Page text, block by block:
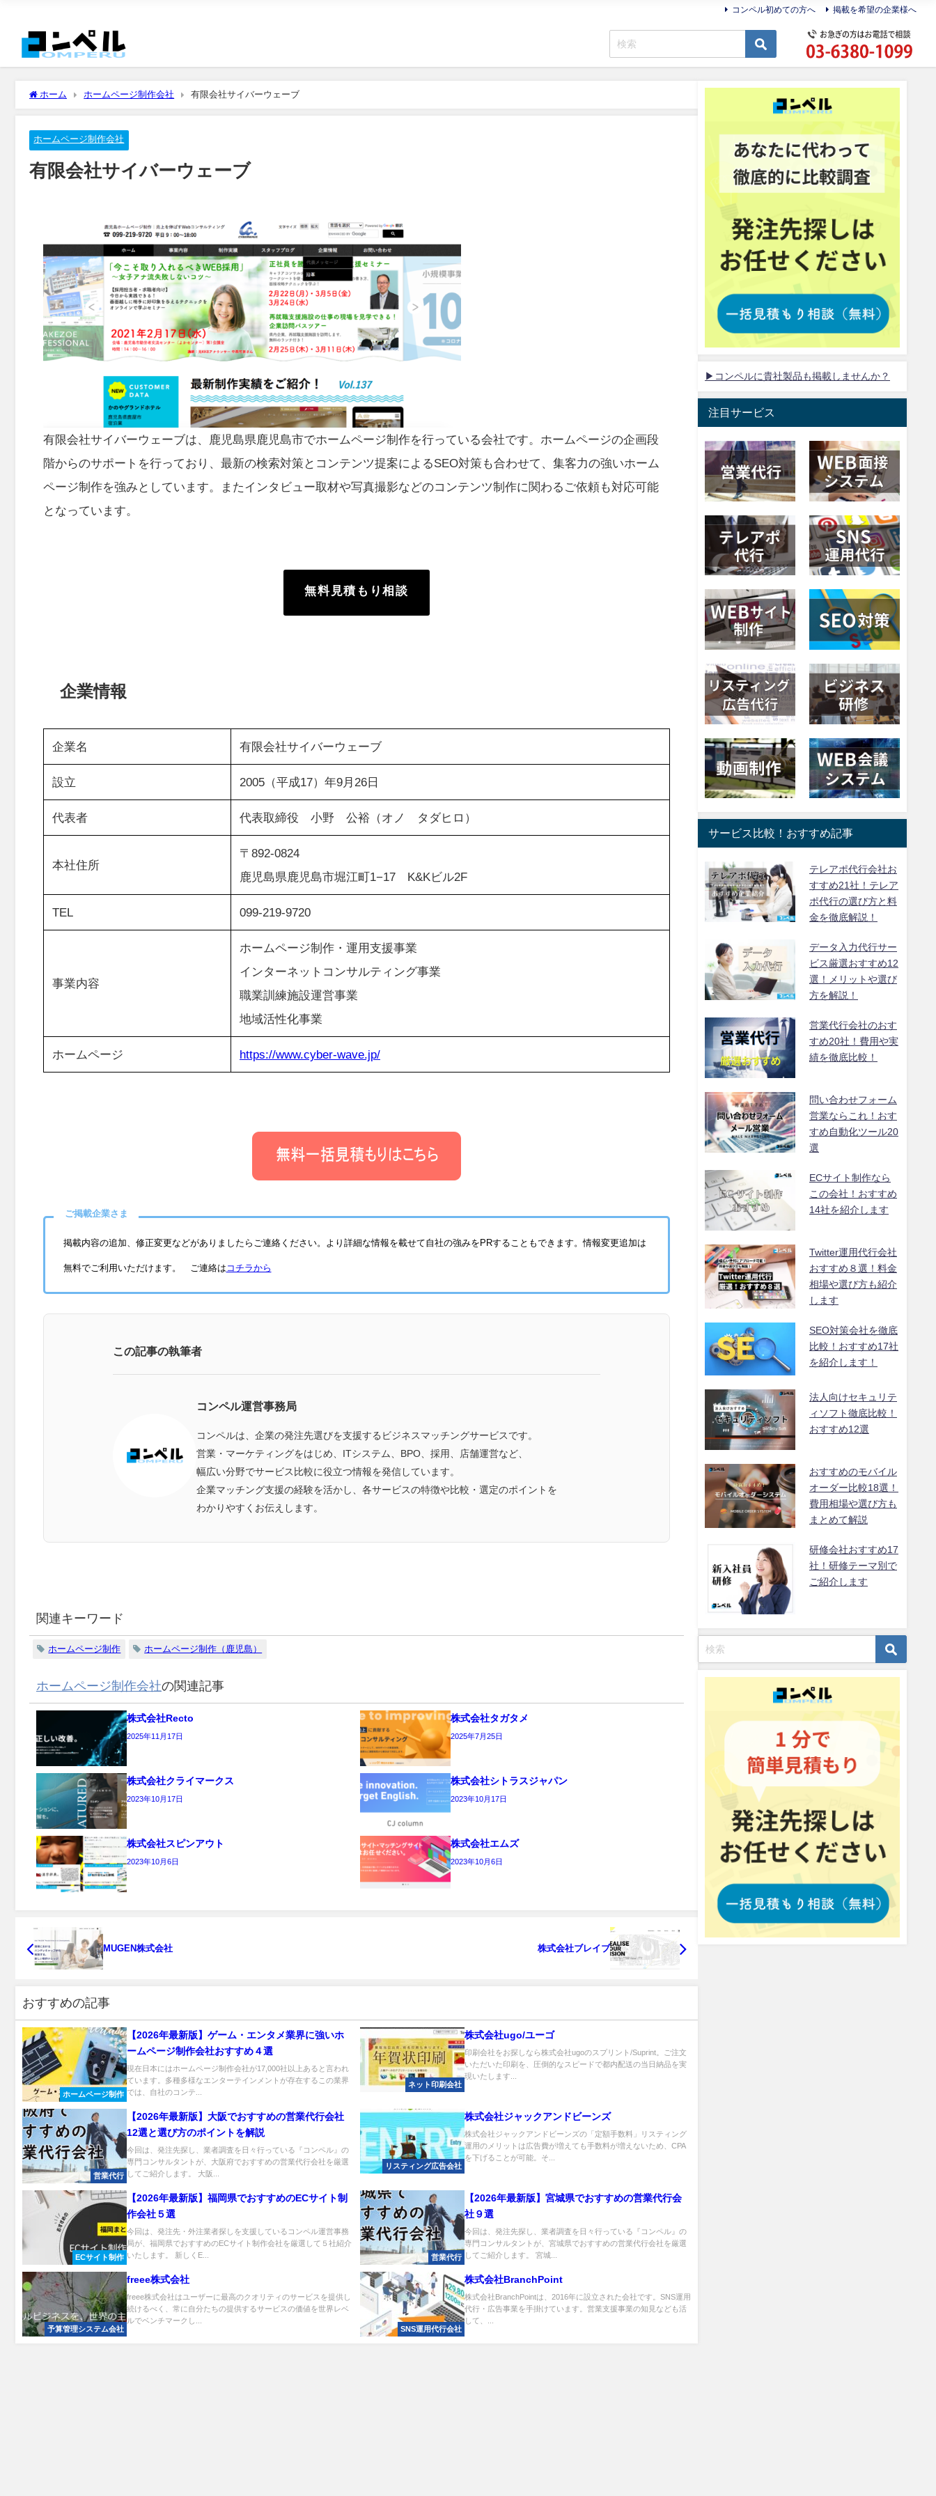
コンペル初めての方へ 掲載を希望の企業様へ
ホーム ホームページ制作会社 有限会社サイバーウェーブ
ホームページ制作会社
有限会社サイバーウェーブ
有限会社サイバーウェーブは、鹿児島県鹿児島市でホームページ制作を行っている会社です。ホームページの企画段
階からのサポートを行っており、最新の検索対策とコンテンツ提案によるSEO対策も合わせて、集客力の強いホーム
ページ制作を強みとしています。またインタビュー取材や写真撮影などのコンテンツ制作に関わるご依頼も対応可能
となっています。
無料見積もり相談
企業情報
企業名 有限会社サイバーウェーブ
設立 2005（平成17）年9月26日
代表者 代表取締役 小野 公裕（オノ タダヒロ）
本社住所
〒892-0824
鹿児島県鹿児島市堀江町1−17 K&Kビル2F
TEL 099-219-9720
事業内容
ホームページ制作・運用支援事業
インターネットコンサルティング事業
職業訓練施設運営事業
地域活性化事業
ホームページ https://www.cyber-wave.jp/
ご掲載企業さま
掲載内容の追加、修正変更などがありましたらご連絡ください。より詳細な情報を載せて自社の強みをPRすることもできます。情報変更追加は
無料でご利用いただけます。 ご連絡は コチラから
この記事の執筆者
コンペル運営事務局
コンペルは、企業の発注先選びを支援するビジネスマッチングサービスです。
営業・マーケティングをはじめ、ITシステム、BPO、採用、店舗運営など、
幅広い分野でサービス比較に役立つ情報を発信しています。
企業マッチング支援の経験を活かし、各サービスの特徴や比較・選定のポイントを
わかりやすくお伝えします。
関連キーワード
ホームページ制作 ホームページ制作（鹿児島）
ホームページ制作会社の関連記事
株式会社Recto
2025年11月17日
株式会社タガタメ
2025年7月25日
株式会社クライマークス
2023年10月17日
株式会社シトラスジャパン
2023年10月17日
株式会社スピンアウト
2023年10月6日
株式会社エムズ
2023年10月6日
MUGEN株式会社 株式会社ブレイブ
おすすめの記事
ホームページ制作
【2026年最新版】ゲーム・エンタメ業界に強いホ
ームページ制作会社おすすめ４選
現在日本にはホームページ制作会社が17,000社以上あると言われ
ています。多種多様なエンターテインメントが存在するこの業界
では、自社のコンテ...
ネット印刷会社
株式会社ugo/ユーゴ
印刷会社をお探しなら株式会社ugoのスプリント/Suprint。ご注文
いただいた印刷を、圧倒的なスピードで都内配送の当日納品を実
現いたします...
営業代行
【2026年最新版】大阪でおすすめの営業代行会社
12選と選び方のポイントを解説
今回は、発注先探し、業者調査を日々行っている『コンペル』の
専門コンサルタントが、大阪府でおすすめの営業代行会社を厳選
してご紹介します。 大阪...
リスティング広告会社
株式会社ジャックアンドビーンズ
株式会社ジャックアンドビーンズの「定額手数料」リスティング
運用のメリットは広告費が増えても手数料が増えないため、CPA
を下げることが可能。そ...
ECサイト制作
【2026年最新版】福岡県でおすすめのECサイト制
作会社５選
今回は、発注先・外注業者探しを支援しているコンペル運営事務
局が、福岡県でおすすめのECサイト制作会社を厳選して５社紹介
いたします。 新しくE...
営業代行
【2026年最新版】宮城県でおすすめの営業代行会
社９選
今回は、発注先探し、業者調査を日々行っている『コンペル』の
専門コンサルタントが、宮城県でおすすめの営業代行会社を厳選
してご紹介します。 宮城...
予算管理システム会社
freee株式会社
freee株式会社はユーザーに最高のクオリティのサービスを提供し
続けるべく、常に自分たちの提供するサービスの価値を世界レベ
ルでベンチマークし...
SNS運用代行会社
株式会社BranchPoint
株式会社BranchPointは、2016年に設立された会社です。SNS運用
代行・広告事業を手掛けています。営業支援事業の知見なども活
して、...
▶コンペルに貴社製品も掲載しませんか？
注目サービス
サービス比較！おすすめ記事
テレアポ代行会社お
すすめ21社！テレア
ポ代行の選び方と料
金を徹底解説！
データ入力代行サー
ビス厳選おすすめ12
選！メリットや選び
方を解説！
営業代行会社のおす
すめ20社！費用や実
績を徹底比較！
問い合わせフォーム
営業ならこれ！おす
すめ自動化ツール20
選
ECサイト制作なら
この会社！おすすめ
14社を紹介します
Twitter運用代行会社
おすすめ８選！料金
相場や選び方も紹介
します
SEO対策会社を徹底
比較！おすすめ17社
を紹介します！
法人向けセキュリテ
ィソフト徹底比較！
おすすめ12選
おすすめのモバイル
オーダー比較18選！
費用相場や選び方も
まとめて解説
研修会社おすすめ17
社！研修テーマ別で
ご紹介します